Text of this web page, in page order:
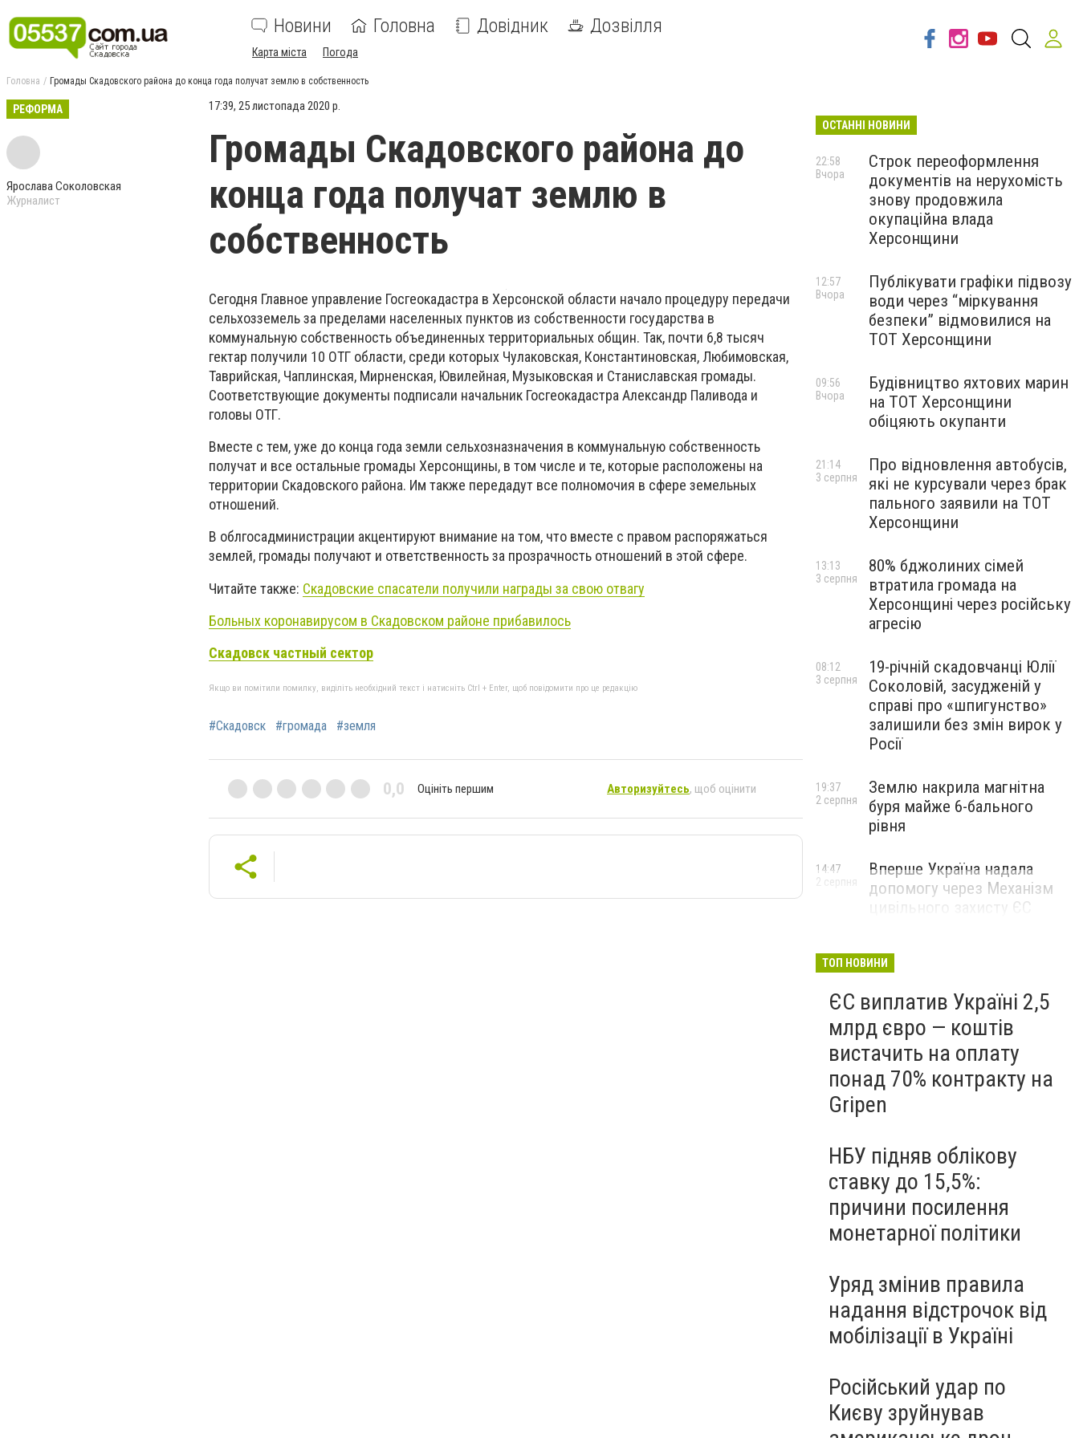
Новини Головна Довідник Дозвілля
Карта міста Погода
Головна Громады Скадовского района до конца года получат землю в собственность
РЕФОРМА
Ярослава Соколовская
Журналист
17:39, 25 листопада 2020 р.
Громады Скадовского района до
конца года получат землю в
собственность
Сегодня Главное управление Госгеокадастра в Херсонской области начало процедуру передачи
сельхозземель за пределами населенных пунктов из собственности государства в
коммунальную собственность объединенных территориальных общин. Так, почти 6,8 тысяч
гектар получили 10 ОТГ области, среди которых Чулаковская, Константиновская, Любимовская,
Таврийская, Чаплинская, Мирненская, Ювилейная, Музыковская и Станиславская громады.
Соответствующие документы подписали начальник Госгеокадастра Александр Паливода и
головы ОТГ.
Вместе с тем, уже до конца года земли сельхозназначения в коммунальную собственность
получат и все остальные громады Херсонщины, в том числе и те, которые расположены на
территории Скадовского района. Им также передадут все полномочия в сфере земельных
отношений.
В облгосадминистрации акцентируют внимание на том, что вместе с правом распоряжаться
землей, громады получают и ответственность за прозрачность отношений в этой сфере.
Читайте также: Скадовские спасатели получили награды за свою отвагу
Больных коронавирусом в Скадовском районе прибавилось
Скадовск частный сектор
Якщо ви помітили помилку, виділіть необхідний текст і натисніть Ctrl + Enter, щоб повідомити про це редакцію
#Скадовск #громада #земля
0,0 Оцініть першим Авторизуйтесь, щоб оцінити
ОСТАННІ НОВИНИ
Строк переоформлення
документів на нерухомість
знову продовжила
окупаційна влада
Херсонщини
22:58
Вчора
Публікувати графіки підвозу
води через “міркування
безпеки” відмовилися на
ТОТ Херсонщини
12:57
Вчора
Будівництво яхтових марин
на ТОТ Херсонщини
обіцяють окупанти
09:56
Вчора
Про відновлення автобусів,
які не курсували через брак
пального заявили на ТОТ
Херсонщини
21:14
3 серпня
80% бджолиних сімей
втратила громада на
Херсонщині через російську
агресію
13:13
3 серпня
19-річній скадовчанці Юлії
Соколовій, засудженій у
справі про «шпигунство»
залишили без змін вирок у
Росії
08:12
3 серпня
Землю накрила магнітна
буря майже 6-бального
рівня
19:37
2 серпня
Вперше Україна надала
допомогу через Механізм
цивільного захисту ЄС
14:47
2 серпня
ТОП НОВИНИ
ЄС виплатив Україні 2,5
млрд євро — коштів
вистачить на оплату
понад 70% контракту на
Gripen
НБУ підняв облікову
ставку до 15,5%:
причини посилення
монетарної політики
Уряд змінив правила
надання відстрочок від
мобілізації в Україні
Російський удар по
Києву зруйнував